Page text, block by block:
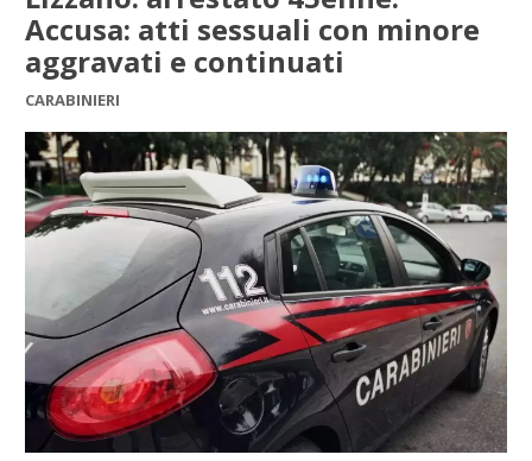
Accusa: atti sessuali con minore
aggravati e continuati
CARABINIERI